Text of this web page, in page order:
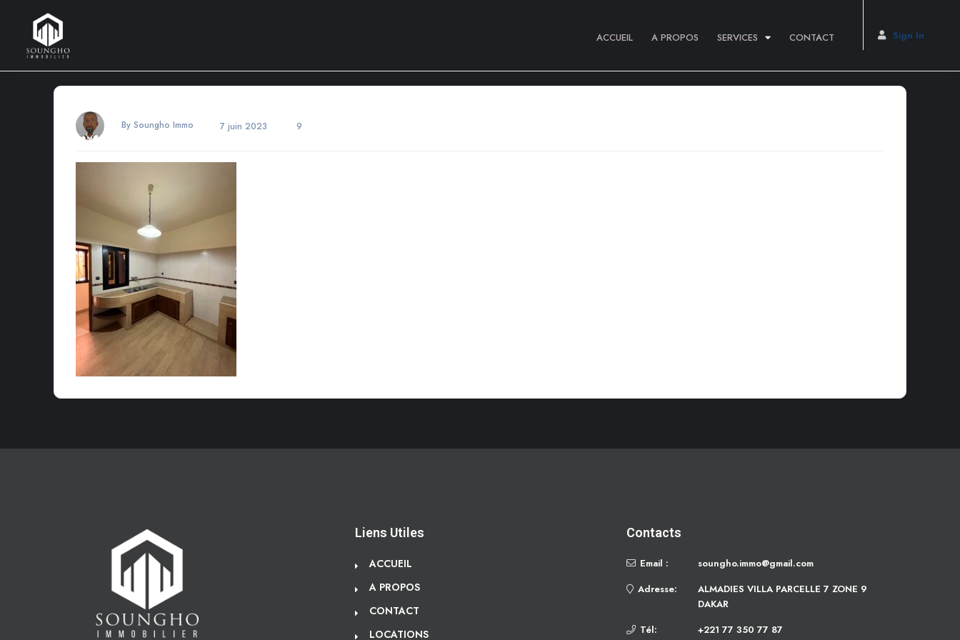
Sign In
ACCUEIL A PROPOS SERVICES CONTACT
By Soungho Immo 7 juin 2023 9
Liens Utiles
ACCUEIL
A PROPOS
CONTACT
LOCATIONS
Contacts
Email :
soungho.immo@gmail.com
Adresse:
ALMADIES VILLA PARCELLE 7 ZONE 9
DAKAR
Tél:
+221 77 350 77 87